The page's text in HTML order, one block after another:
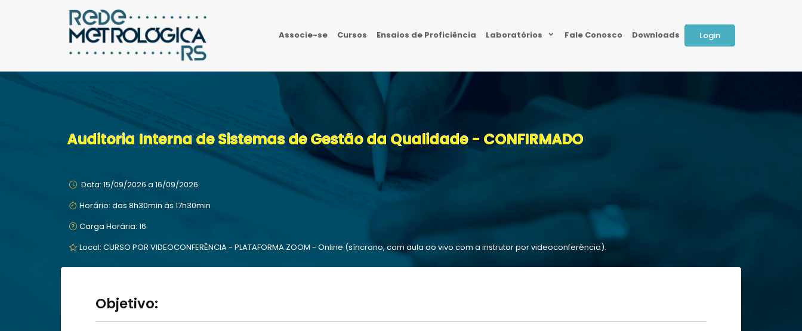
Associe-se Cursos Ensaios de Proficiência Laboratórios Fale Conosco Downloads Login
Auditoria Interna de Sistemas de Gestão da Qualidade - CONFIRMADO
Data: 15/09/2026 a 16/09/2026
Horário: das 8h30min às 17h30min
Carga Horária: 16
Local: CURSO POR VIDEOCONFERÊNCIA - PLATAFORMA ZOOM - Online (síncrono, com aula ao vivo com a instrutor por videoconferência).
Objetivo: